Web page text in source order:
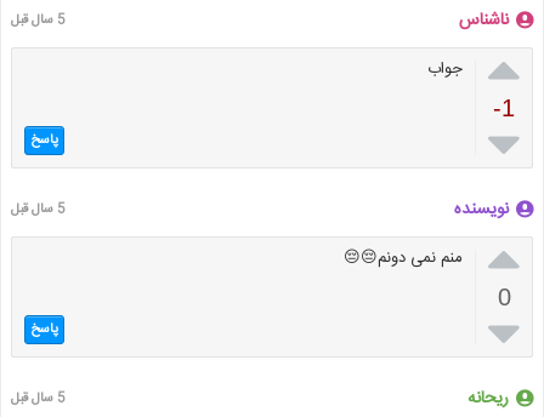
ناشناس 5 سال قبل

-1

جواب
پاسخ
نویسنده 5 سال قبل

0

منم نمی دونم😔😔
پاسخ
ریحانه 5 سال قبل